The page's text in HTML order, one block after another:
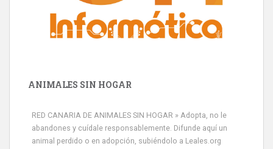
ANIMALES SIN HOGAR
RED CANARIA DE ANIMALES SIN HOGAR » Adopta, no le
abandones y cuídale responsablemente. Difunde aquí un
animal perdido o en adopción, subiéndolo a Leales.org